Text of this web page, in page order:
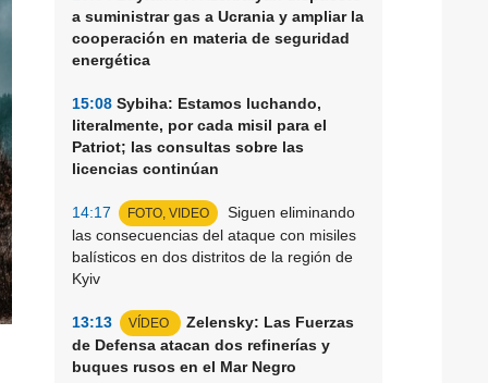
a suministrar gas a Ucrania y ampliar la
cooperación en materia de seguridad
energética
15:08 Sybiha: Estamos luchando,
literalmente, por cada misil para el
Patriot; las consultas sobre las
licencias continúan
14:17 FOTO, VIDEO
Siguen eliminando
las consecuencias del ataque con misiles
balísticos en dos distritos de la región de
Kyiv
13:13 VÍDEO
Zelensky: Las Fuerzas
de Defensa atacan dos refinerías y
buques rusos en el Mar Negro